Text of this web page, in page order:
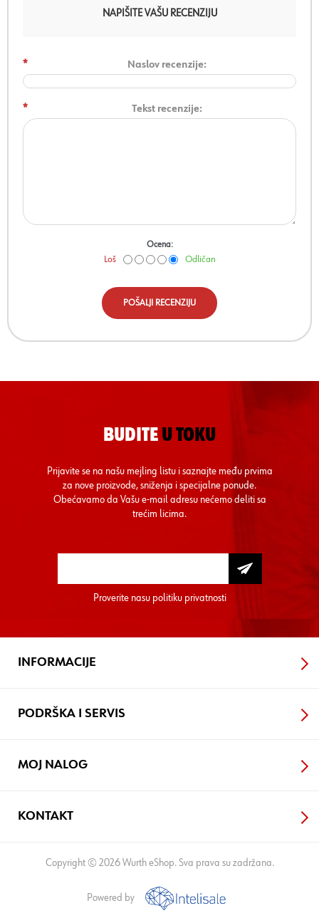
NAPIŠITE VAŠU RECENZIJU
Naslov recenzije:
*
Tekst recenzije:
*
Ocena:
Loš Odličan
POŠALJI RECENZIJU
BUDITE U TOKU
Prijavite se na našu mejling listu i saznajte među prvima
za nove proizvode, sniženja i specijalne ponude.
Obećavamo da Vašu e-mail adresu nećemo deliti sa
trećim licima.
Proverite nasu politiku privatnosti
INFORMACIJE
PODRŠKA I SERVIS
MOJ NALOG
KONTAKT
Copyright © 2026 Wurth eShop. Sva prava su zadržana.
Powered by